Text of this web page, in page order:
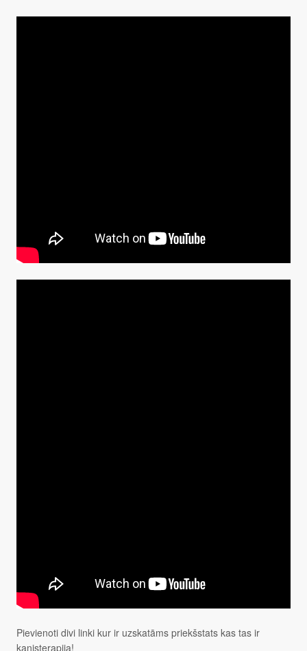
Pievienoti divi linki kur ir uzskatāms priekšstats kas tas ir
kanisterapija!